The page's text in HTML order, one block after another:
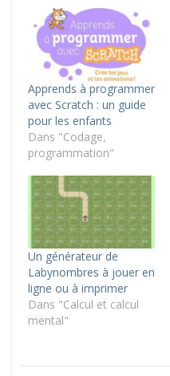
Apprends à programmer
avec Scratch : un guide
pour les enfants
Dans "Codage,
programmation"
Un générateur de
Labynombres à jouer en
ligne ou à imprimer
Dans "Calcul et calcul
mental"